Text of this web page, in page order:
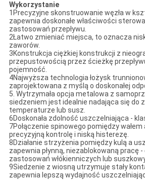
Wykorzystanie
1Precyzyjne skonstruowanie węzła w
zapewnia doskonałe właściwości
zastosowań przepływu.
2Łatwo zmieniać miejsca, to oznacza
zaworów.
3Konstrukcja ciężkiej konstrukcji z
przepustowością przez ścieżkę
pojemność.
4Najwyższa technologia łożysk
zaprojektowana z myślą o doskonałej
5. Wytrzymała opcja metalowa z
siedzeniem jest idealnie nadająca się do
temperaturze lub susz.
6Doskonała zdolność uszczelniająca -
7Połączenie spinowego pomiędzy
precyzyjną kontrolę i niską histerezę.
8Działanie strzyżenia pomiędzy kulą a
zapewnia płynną, niezablokowaną pracę -
zastosowań włókienniczych lub
9Siedzenie z wiosną utrzymuje stały
zapewnia lepszą wydajność